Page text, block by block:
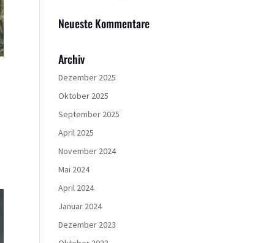
Neueste Kommentare
Archiv
Dezember 2025
Oktober 2025
September 2025
April 2025
November 2024
Mai 2024
April 2024
Januar 2024
Dezember 2023